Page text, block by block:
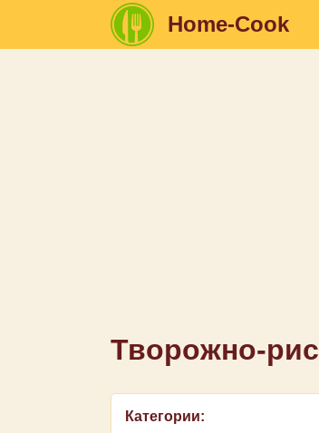
Home-Cook
Творожно-
Категории: